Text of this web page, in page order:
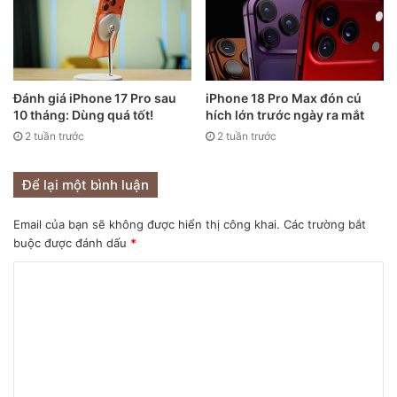
Hemoglobin hấp thụ ánh sáng xanh lá cây và phản xạ ánh
sáng đỏ. Cường độ màu đỏ của hemoglobin và cách nó
tương tác với các bước sóng ánh sáng khác nhau phụ thuộc
vào lượng oxy mà nó chứa. Hemoglobin giàu oxy có màu đỏ
Đánh giá iPhone 17 Pro sau
10 tháng: Dùng quá tốt!
2 tuần trước
iPhone 18 Pro Max đón cú
hích lớn trước ngày ra mắt
2 tuần trước
Để lại một bình luận
Email của bạn sẽ không được hiển thị công khai. Các trường bắt
buộc được đánh dấu *